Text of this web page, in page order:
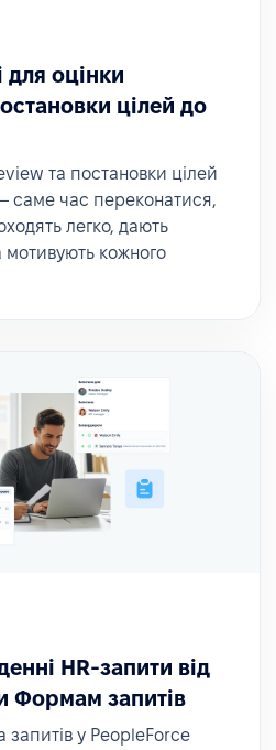
для оцінки
цілей до
та постановки цілей
саме час переконатися,
легко, дають
мотивують кожного
HR-запити від
Формам запитів
запитів у PeopleForce